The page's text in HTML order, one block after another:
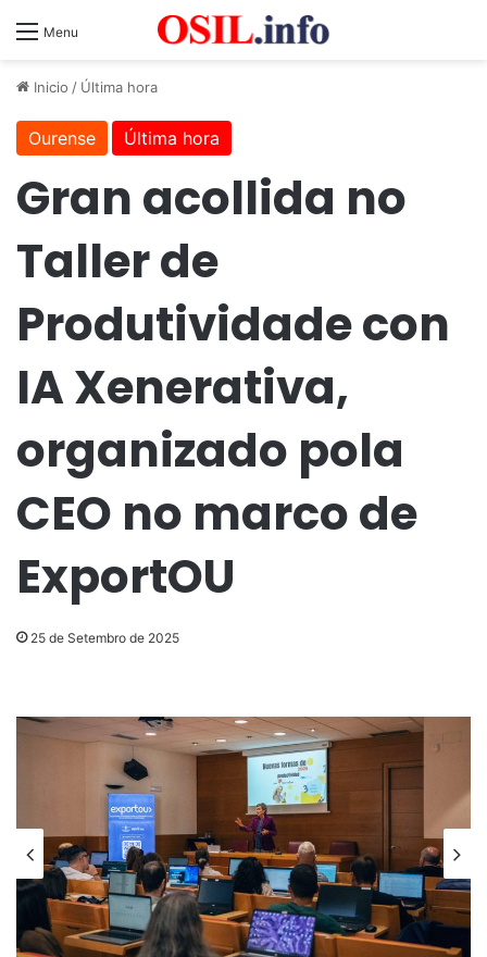
Menu
Inicio / Última hora
Ourense Última hora
Gran acollida no
Taller de
Produtividade con
IA Xenerativa,
organizado pola
CEO no marco de
ExportOU
25 de Setembro de 2025